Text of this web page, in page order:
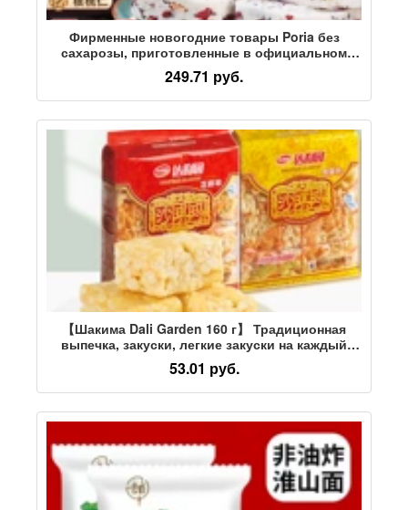
Фирменные новогодние товары Poria без
сахарозы, приготовленные в официальном
флагманском магазине Jujube Yam Pat Chun
Cake, улучшают качество выпечки и улучшают
настроение после завтрака
249.71 руб.
【Шакима Dali Garden 160 г】 Традиционная
выпечка, закуски, легкие закуски на каждый
день, закуски оптом
53.01 руб.